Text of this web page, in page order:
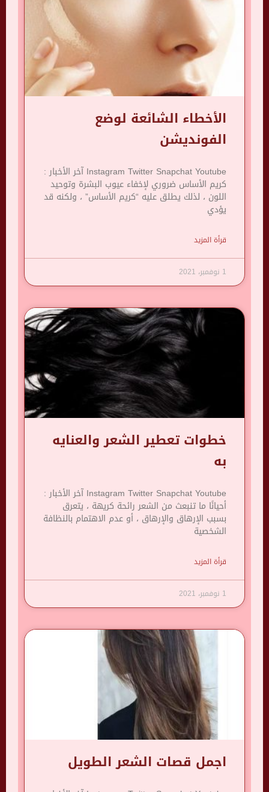
الأخطاء الشائعة لوضع
الفونديشن
Instagram Twitter Snapchat Youtube آخر الأخبار :
كريم الأساس ضروري لإخفاء عيوب البشرة وتوحيد
اللون ، لذلك يطلق عليه “كريم الأساس” ، ولكنه قد
يؤدي
قرأة المزيد
1 نوفمبر، 2021
خطوات تعطير الشعر والعنايه
به
Instagram Twitter Snapchat Youtube آخر الأخبار :
أحيانًا ما تنبعث من الشعر رائحة كريهة ، يتعرق
بسبب الإرهاق والإرهاق ، أو عدم الاهتمام بالنظافة
الشخصية
قرأة المزيد
1 نوفمبر، 2021
اجمل قصات الشعر الطويل